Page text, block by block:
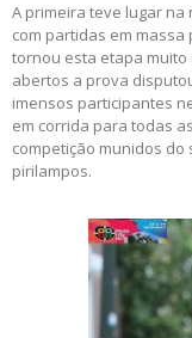
A primeira teve lugar
com partidas em
tornou esta etapa muito
abertos a prova
imensos participantes
em corrida para todas
competição munidos
pirilampos.